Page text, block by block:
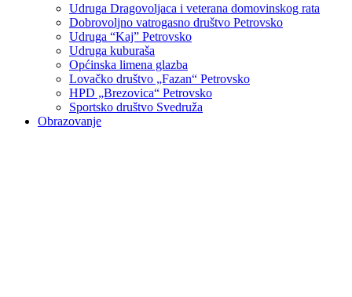
Udruga Dragovoljaca i veterana domovinskog rata
Dobrovoljno vatrogasno društvo Petrovsko
Udruga “Kaj” Petrovsko
Udruga kuburaša
Općinska limena glazba
Lovačko društvo „Fazan“ Petrovsko
HPD „Brezovica“ Petrovsko
Sportsko društvo Svedruža
Obrazovanje